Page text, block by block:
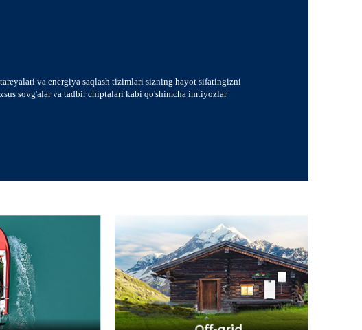
va energiya saqlash tizimlari sizning hayot sifatingizni
sovg'alar va tadbir chiptalari kabi qo'shimcha imtiyozlar